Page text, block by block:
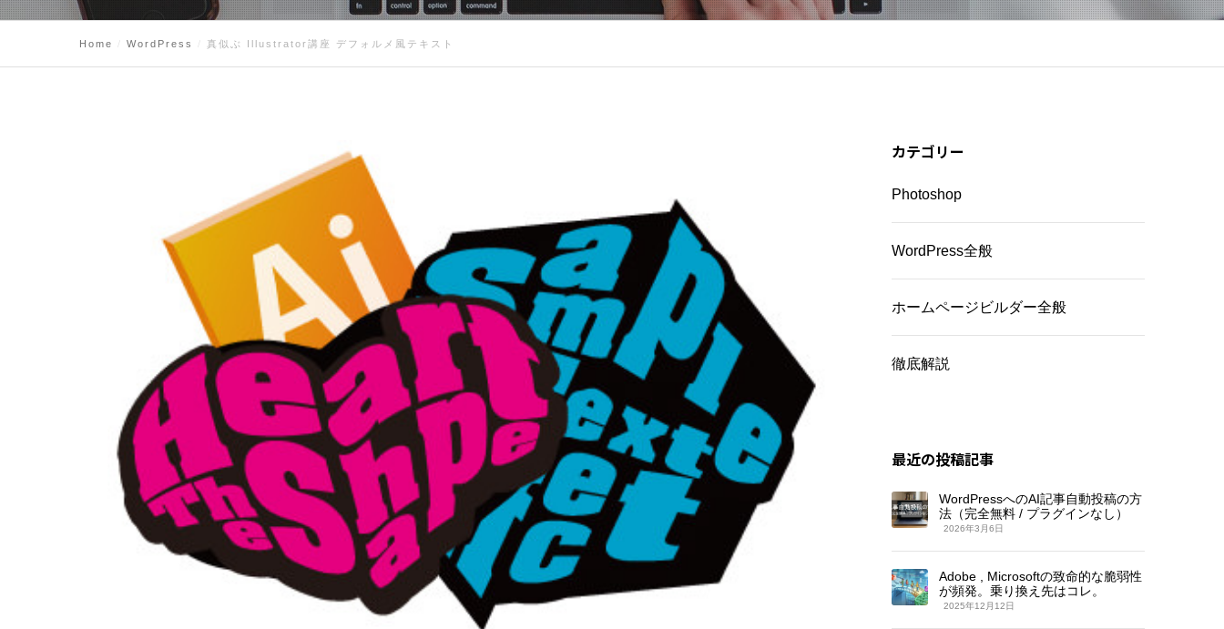
Home WordPress 真似ぶ Illustrator講座 デフォルメ風テキスト
カテゴリー
Photoshop
WordPress全般
ホームページビルダー全般
徹底解説
最近の投稿記事
WordPressへのAI記事自動投稿の方
法（完全無料 / プラグインなし）
2026年3月6日
Adobe , Microsoftの致命的な脆弱性
が頻発。乗り換え先はコレ。
2025年12月12日